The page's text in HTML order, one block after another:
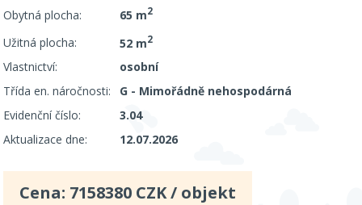
Obytná plocha: 65 m2
Užitná plocha: 52 m2
Vlastnictví:
osobní
Třída en. náročnosti:
G - Mimořádně nehospodárná
Evidenční číslo:
3.04
Aktualizace dne:
12.07.2026
Cena: 7158380 CZK / objekt